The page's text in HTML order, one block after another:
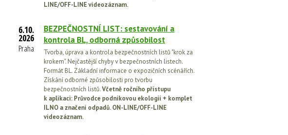
LINE/OFF-LINE videozáznam.
6.10.
2026
Praha
BEZPEČNOSTNÍ LIST: sestavování a
kontrola BL, odborná způsobilost
Tvorba, úprava a kontrola bezpečnostních listů "krok za
krokem". Nejčastější chyby v bezpečnostních listech.
Formát BL. Základní informace o expozičních scénářích.
Získání odborné způsobilosti pro tvorbu
bezpečnostních listů.Včetně ročního přístupu
k aplikaci: Průvodce podnikovou ekologií + komplet
ILNO a značení odpadů. ON-LINE/OFF-LINE
videozáznam.